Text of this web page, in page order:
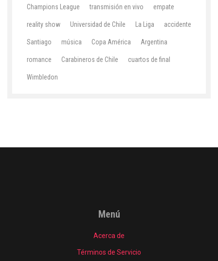
Champions League transmisión en vivo empate
reality show Universidad de Chile La Liga accidente
Santiago música Copa América Argentina
romance Carabineros de Chile cuartos de final
Wimbledon
Menú
Acerca de
Términos de Servicio